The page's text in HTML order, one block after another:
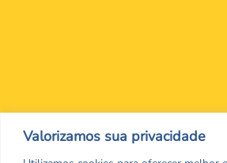
Valorizamos sua privacidade